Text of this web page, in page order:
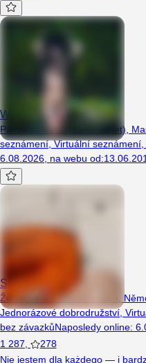
Westcost1985
Pár (Muž 41 let, Žena 33 let),
seznámení,Virtuální seznámení,
6.08.2026, na webu od:
Staicuminte
Žena, 34 let, Baden-Baden,
Jednorázové dobrodružství
bez závazkůNaposledy online:
1 287
278
Nie jestem dla każdego — i